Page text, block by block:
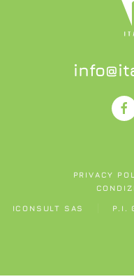
PRIVACY
ICONSULT SAS P.I.